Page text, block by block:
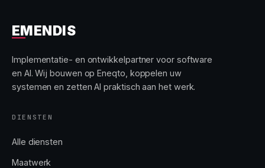
EMENDIS
Implementatie- en ontwikkelpartner voor software
en AI. Wij bouwen op Eneqto, koppelen uw
systemen en zetten AI praktisch aan het werk.
DIENSTEN
Alle diensten
Maatwerk